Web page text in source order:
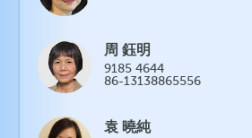
周 鈺明
9185 4644
86-13138865556
袁 曉純